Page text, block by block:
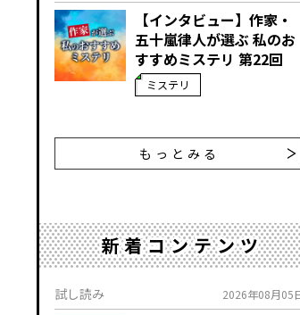
【インタビュー】作家・
五十嵐律人が選ぶ 私のお
すすめミステリ 第22回
ミステリ
もっとみる
新着コンテンツ
試し読み 2026年08月05